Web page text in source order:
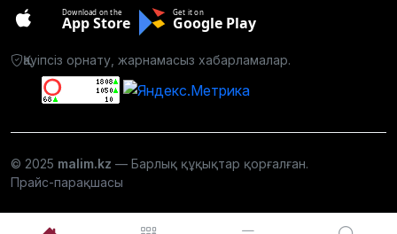
Download on the
App Store
Get it on
Google Play
Қауіпсіз орнату, жарнамасыз хабарламалар.
© 2025 malim.kz — Барлық құқықтар қорғалған.
Прайс-парақшасы